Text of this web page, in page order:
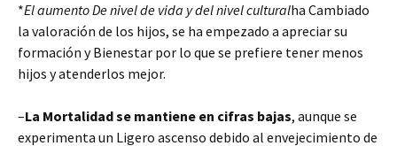
*El aumento De nivel de vida y del nivel culturalha Cambiado
la valoración de los hijos, se ha empezado a apreciar su
formación y Bienestar por lo que se prefiere tener menos
hijos y atenderlos mejor.
–La Mortalidad se mantiene en cifras bajas, aunque se
experimenta un Ligero ascenso debido al envejecimiento de